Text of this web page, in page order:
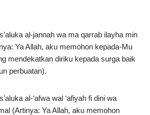
al-jannah wa ma qarrab ilayha min
Ya Allah, aku memohon kepada-Mu
mendekatkan diriku kepada surga baik
perbuatan).
al-‘afwa wal ‘afiyah fi dini wa
(Artinya: Ya Allah, aku memohon